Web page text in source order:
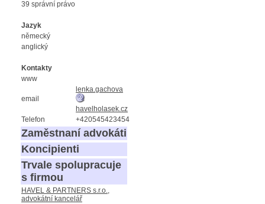
39 správní právo
Jazyk
německý
anglický
Kontakty
www
email
lenka.gachova
havelholasek.cz
Telefon
+420545423454
Zaměstnaní advokáti
Koncipienti
Trvale spolupracuje
s firmou
HAVEL & PARTNERS s.r.o.,
advokátní kancelář